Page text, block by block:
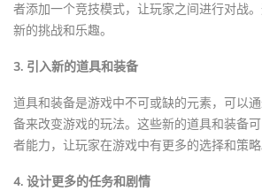
者添加一个竞技模式，让玩家之间进行对战
新的挑战和乐趣。
3. 引入新的道具和装备
道具和装备是游戏中不可或缺的元素，可以
备来改变游戏的玩法。这些新的道具和装备
者能力，让玩家在游戏中有更多的选择和策略
4. 设计更多的任务和剧情